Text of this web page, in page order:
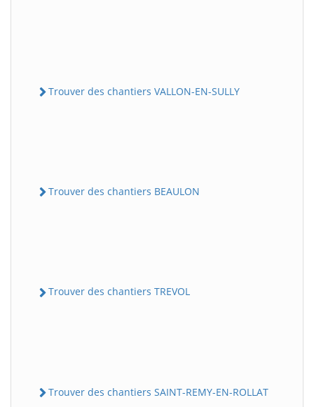
Trouver des chantiers VALLON-EN-SULLY
Trouver des chantiers BEAULON
Trouver des chantiers TREVOL
Trouver des chantiers SAINT-REMY-EN-ROLLAT